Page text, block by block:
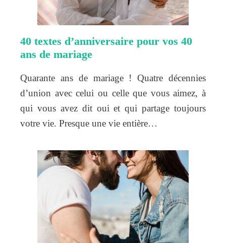
40 textes d’anniversaire pour vos 40
ans de mariage
Quarante ans de mariage ! Quatre décennies
d’union avec celui ou celle que vous aimez, à
qui vous avez dit oui et qui partage toujours
votre vie. Presque une vie entière…